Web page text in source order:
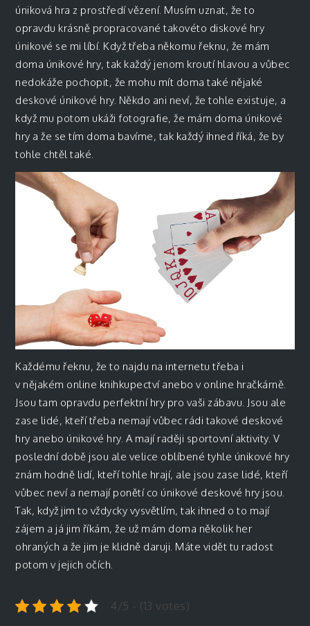
úniková hra z prostředí vězení. Musím uznat, že to
opravdu krásně propracované takovéto diskové hry
únikové se mi líbí. Když třeba někomu řeknu, že mám
doma únikové hry, tak každý jenom kroutí hlavou a vůbec
nedokáže pochopit, že mohu mít doma také nějaké
deskové únikové hry. Někdo ani neví, že tohle existuje, a
když mu potom ukáži fotografie, že mám doma únikové
hry a že se tím doma bavíme, tak každý ihned říká, že by
tohle chtěl také.
Každému řeknu, že to najdu na internetu třeba i
v nějakém online knihkupectví anebo v online hračkárně.
Jsou tam opravdu perfektní hry pro vaši zábavu. Jsou ale
zase lidé, kteří třeba nemají vůbec rádi takové deskové
hry anebo únikové hry. A mají raději sportovní aktivity. V
poslední době jsou ale velice oblíbené tyhle únikové hry
znám hodně lidí, kteří tohle hrají, ale jsou zase lidé, kteří
vůbec neví a nemají ponětí co únikové deskové hry jsou.
Tak, když jim to vždycky vysvětlím, tak ihned o to mají
zájem a já jim říkám, že už mám doma několik her
ohraných a že jim je klidně daruji. Máte vidět tu radost
potom v jejich očích.
4/5 - (13 votes)